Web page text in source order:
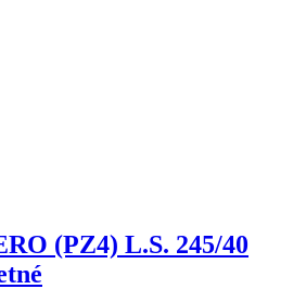
(PZ4) L.S. 245/40